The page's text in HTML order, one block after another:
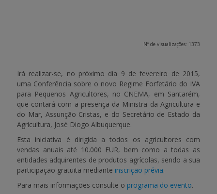
APOIO AO BENEFICIÁRIO
Entrar / Registar
Nº de visualizações: 1373
Irá realizar-se, no próximo dia 9 de fevereiro de 201 5,
uma Conferência sobre o novo  Regime Forfetário do IVA
para Pequenos Agricultores, no CNEMA, em Santarém,
que contará com a presença da Ministra da Agricultura e
do Mar, Assunção Cristas, e do Secretário de Estado da
Agricultura, José Diogo Albuquerque.
Esta iniciativa é dirigida a todos os agricultores com
vendas anuais até 10.000 EUR, bem como a todas as
entidades adquirentes de produtos agrícolas, sendo a sua
participação gratuita mediante inscrição prévia.
Para mais informações consulte o programa do evento.